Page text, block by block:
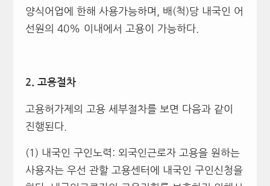
양식어업에 한해 사용가능하며, 배(척)당 내국인 어
선원의 40% 이내에서 고용이 가능하다.
2. 고용절차
고용허가제의 고용 세부절차를 보면 다음과 같이
진행된다.
(1) 내국인 구인노력: 외국인근로자 고용을 원하는
사용자는 우선 관할 고용센터에 내국인 구인신청을